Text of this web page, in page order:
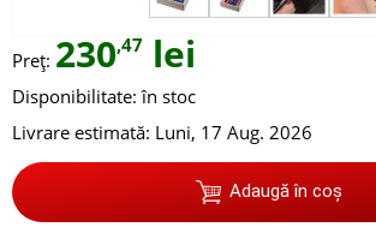
Preț: 230,47 lei
Disponibilitate: în stoc
Livrare estimată: Luni, 17 Aug. 2026
Adaugă în coș